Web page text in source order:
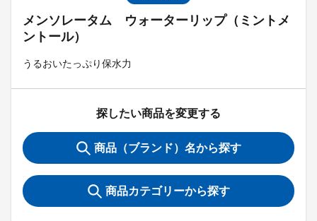
メンソレータム ウォーターリップ（ミントメ
ントール）
うるおいたっぷり保水力
探したい商品を変更する
商品（ブランド）名から探す
商品カテゴリーから探す